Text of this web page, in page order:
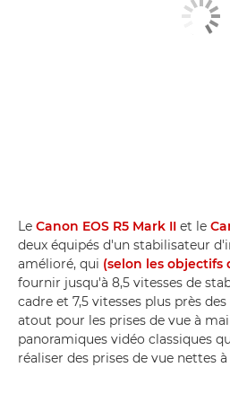
Le Canon EOS R5 Mark II et le
deux équipés d'un stabilisateur
amélioré, qui (selon les objectifs
fournir jusqu'à 8,5 vitesses de
cadre et 7,5 vitesses plus près
atout pour les prises de vue à
panoramiques vidéo classiques
réaliser des prises de vue nettes